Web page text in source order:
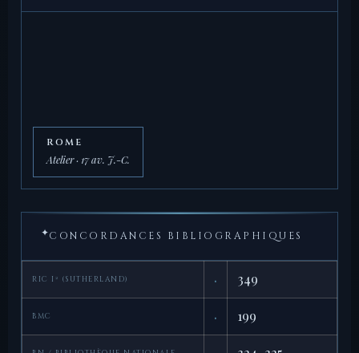
ROME
Atelier · 17 av. J.-C.
✦CONCORDANCES BIBLIOGRAPHIQUES
RIC I² (SUTHERLAND) · 349
BMC · 199